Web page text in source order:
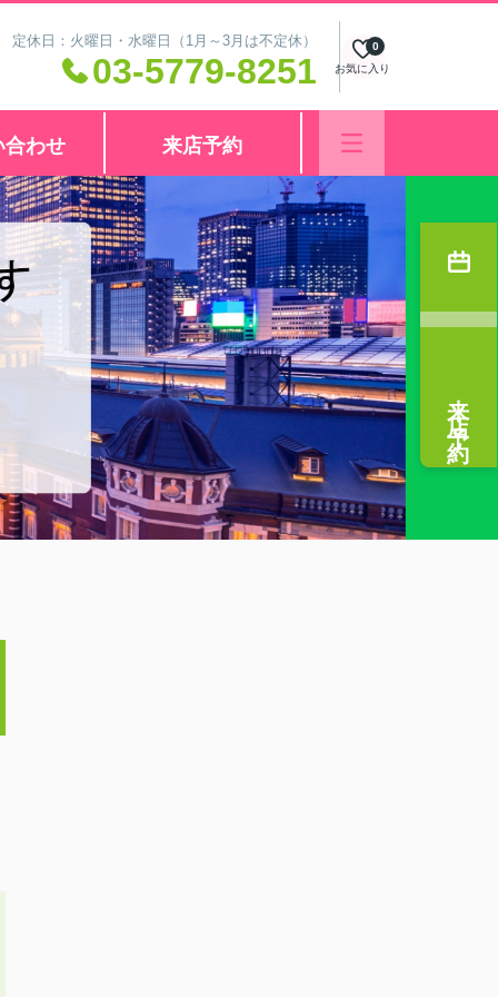
休日：火曜日・水曜日（1月～3月は不定休）
03-5779-8251 お気に入り
0
合わせ 来店予約
来店予約